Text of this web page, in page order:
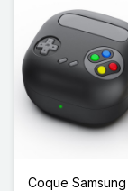
Coque